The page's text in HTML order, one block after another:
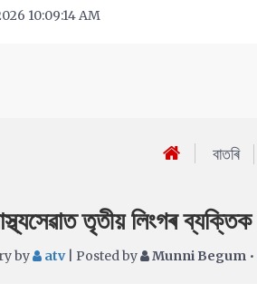
10:09:14 AM
বাতৰি
তৃতীয় লিংগৰ
by atv| Posted by Munni Begum